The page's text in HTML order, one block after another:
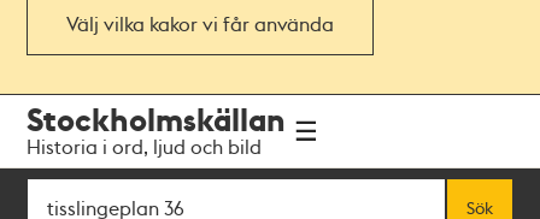
Välj vilka kakor vi får använda
navigationen
huvudinnehållet
Stockholmskällan
Historia i ord, ljud och bild
Sök
Sök